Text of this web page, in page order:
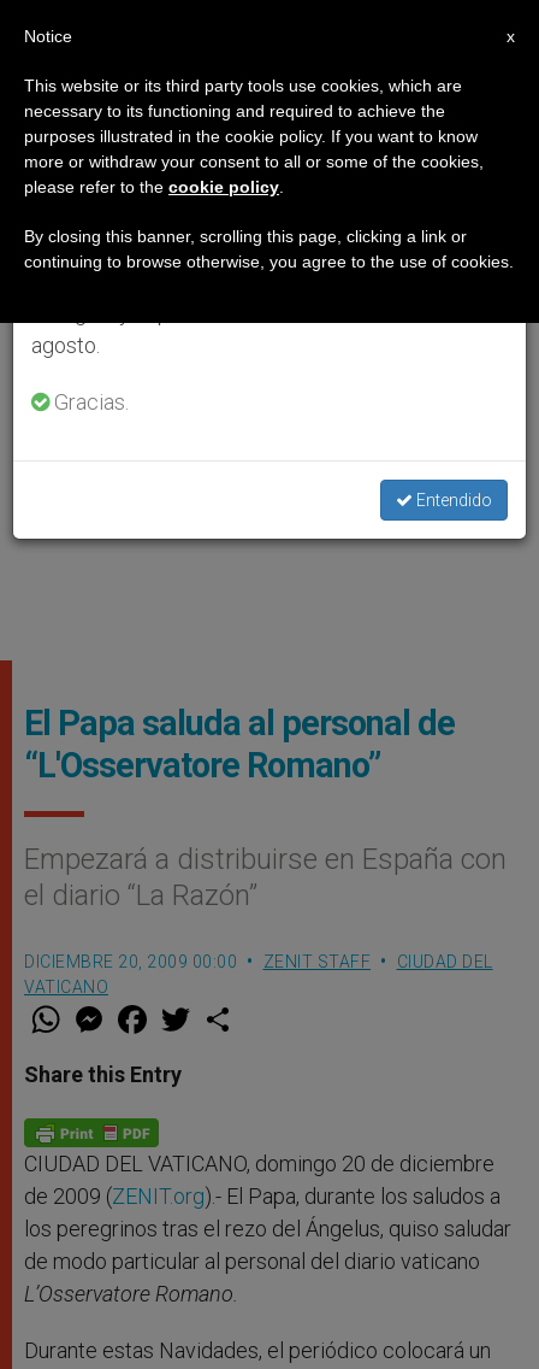
El Papa saluda al personal de
“L'Osservatore Romano”
Empezará a distribuirse en España con
el diario “La Razón”
DICIEMBRE 20, 2009 00:00 ZENIT STAFF
CIUDAD DEL
VATICANO
W
t
s
p
p
M
e
s
e
g
e
r
F
a
e
b
o
k
w
Share this Entry
CIUDAD DEL VATICANO, domingo 20 de diciembre
de 2009 (ZENIT.org).- El Papa, durante los saludos a
los peregrinos tras el rezo del Ángelus, quiso saludar
de modo particular al personal del diario vaticano
L’Osservatore Romano.
Durante estas Navidades, el periódico colocará un
×
Aviso importante
Del 27 de julio al 7 de agosto haremos la pausa
anual, aprovechando que en el periodo de verano
se generan menos informaciones y también el
agosto.
Gracias.
Entendido
x
Notice
This website or its third party tools use cookies, which are
necessary to its functioning and required to achieve the
purposes illustrated in the cookie policy. If you want to know
more or withdraw your consent to all or some of the cookies,
please refer to the cookie policy
By closing this banner, scrolling this page, clicking a link or
continuing to browse otherwise, you agree to the use of cookies.